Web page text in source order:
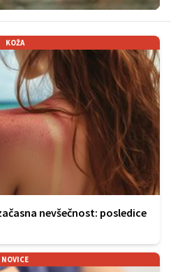
KOŽA
nevšečnost: posledice
NOVICE